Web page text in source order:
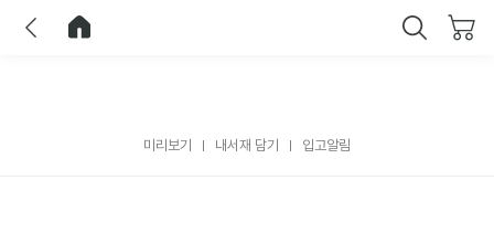
미리보기 내서재 담기 입고알림